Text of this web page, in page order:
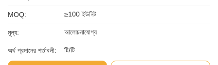
MOQ: ≥100 ইউনিট
মূল্য: আলোচনাযোগ্য
অর্থ প্রদানের শর্তাবলী: টি/টি